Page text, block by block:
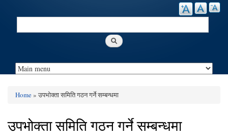
Search
Home» उपभोक्ता समिति गठन गर्ने सम्बन्धमा
उपभोक्ता समिति गठन गर्ने सम्बन्धमा